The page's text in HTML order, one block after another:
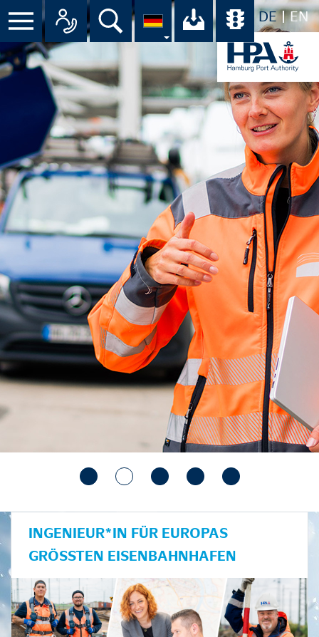
DE EN
Menü Alle Ansprechpartner im
Suche Ihr Download-
INGENIEUR*IN FÜR EUROPAS
GRÖSSTEN EISENBAHNHAFEN